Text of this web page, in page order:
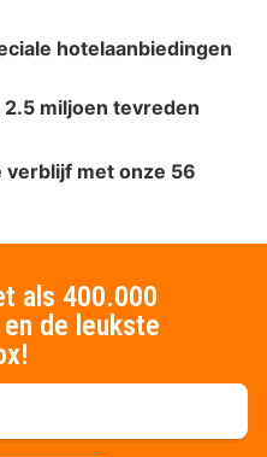
hotelaanbiedingen
miljoen tevreden
met onze 56
als 400.000
de leukste